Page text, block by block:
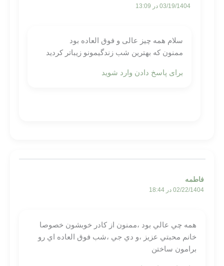
03/19/1404 در 13:09
سلام همه چیز عالی و فوق العاده بود
ممنون که بهترین شب زندگیمونو زیباتر کردید
برای پاسخ دادن وارد شوید
فاطمه
02/22/1404 در 18:44
همه چي عالي بود ،ممنون از كادر خوبشون خصوصا
خانم محبتي عزيز ،و دي جي ،شب فوق العاده اي رو
برامون ساختن